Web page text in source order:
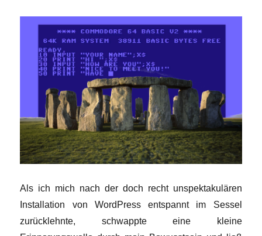
Als ich mich nach der doch recht unspektakulären
Installation von WordPress entspannt im Sessel
zurücklehnte, schwappte eine kleine